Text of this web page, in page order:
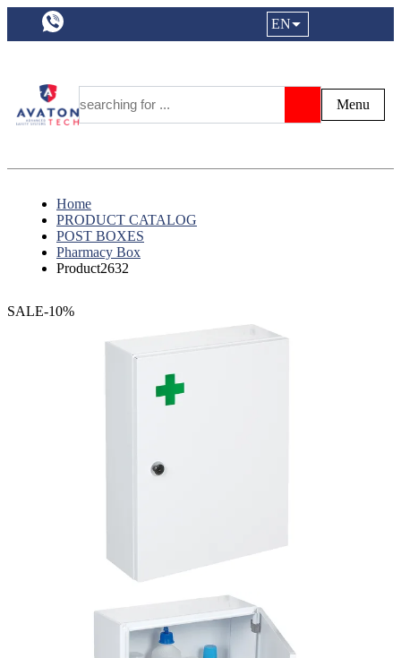
a11y.languageSelection:
EN
Menu
Search
Home
PRODUCT CATALOG
POST BOXES
Pharmacy Box
Product2632
SALE-10%